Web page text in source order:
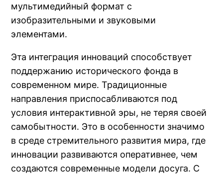
мультимедийный формат с
изобразительными и звуковыми
элементами.
Эта интеграция инноваций способствует
поддержанию исторического фонда в
современном мире. Традиционные
направления приспосабливаются под
условия интерактивной эры, не теряя своей
самобытности. Это в особенности значимо
в среде стремительного развития мира, где
инновации развиваются оперативнее, чем
создаются современные модели досуга. С